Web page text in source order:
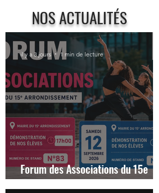
NOS ACTUALITÉS
Forum des Associations du 15e
arrondissement
il y a 3 jours 1 min de lecture